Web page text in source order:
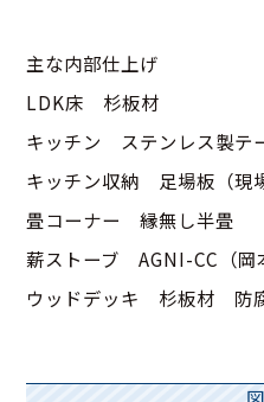
主な内部仕上げ
LDK床 杉板材
キッチン ステンレス製テ
キッチン収納 足場板（現
畳コーナー 縁無し半畳
薪ストーブ AGNI-CC（岡
ウッドデッキ 杉板材 防